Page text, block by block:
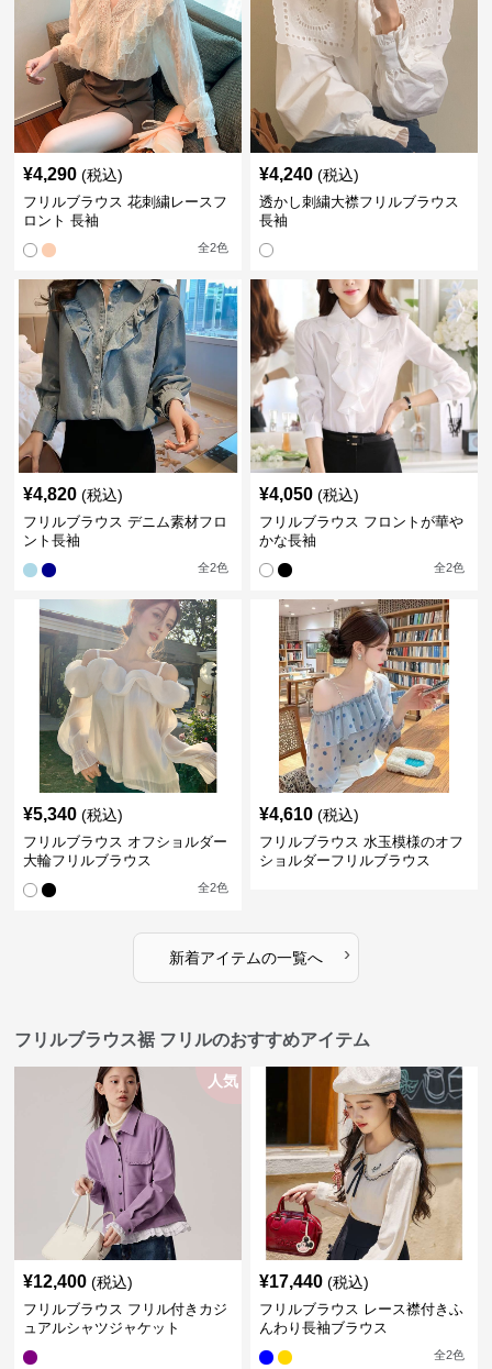
¥4,290 (税込)
フリルブラウス 花刺繍レースフ
ロント 長袖
全2色
¥4,240 (税込)
透かし刺繍大襟フリルブラウス
長袖
¥4,820 (税込)
フリルブラウス デニム素材フロ
ント長袖
全2色
¥4,050 (税込)
フリルブラウス フロントが華や
かな長袖
全2色
¥5,340 (税込)
フリルブラウス オフショルダー
大輪フリルブラウス
全2色
¥4,610 (税込)
フリルブラウス 水玉模様のオフ
ショルダーフリルブラウス
新着アイテムの一覧へ ›
フリルブラウス裾 フリルのおすすめアイテム
人気
¥12,400 (税込)
フリルブラウス フリル付きカジ
ュアルシャツジャケット
¥17,440 (税込)
フリルブラウス レース襟付きふ
んわり長袖ブラウス
全2色